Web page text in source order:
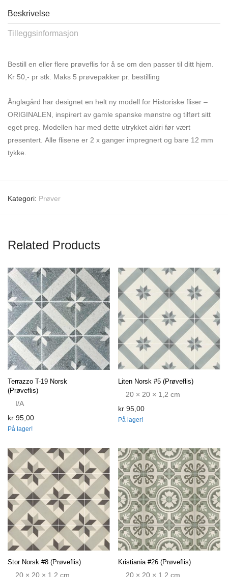
Beskrivelse
Tilleggsinformasjon
Bestill en eller flere prøveflis for å se om den passer til ditt hjem.
Kr 50,- pr stk. Maks 5 prøvepakker pr. bestilling
Änglagård har designet en helt ny modell for Historiske fliser –
ORIGINALEN, inspirert av gamle spanske mønstre og tilført sitt
eget preg. Modellen har med dette utrykket aldri før vært
presentert. Alle flisene er 2 x ganger impregnert og bare 12 mm
tykke.
Kategori: Prøver
Related Products
Terrazzo T-19 Norsk
(Prøveflis)
I/A
kr 95,00
På lager!
Liten Norsk #5 (Prøveflis)
20 × 20 × 1,2 cm
kr 95,00
På lager!
Stor Norsk #8 (Prøveflis)
20 × 20 × 1,2 cm
Kristiania #26 (Prøveflis)
20 × 20 × 1,2 cm